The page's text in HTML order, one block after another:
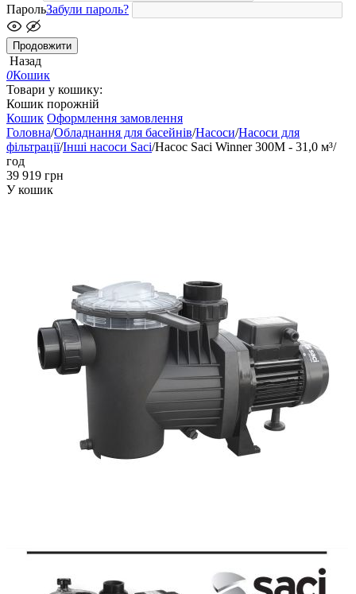
ПарольЗабули пароль?
Продовжити
Назад
0Кошик
Товари у кошику:
Кошик порожній
Кошик Оформлення замовлення
Головна/Обладнання для басейнів/Насоси/Насоси для
фільтрації/Інші насоси Saci/Насос Saci Winner 300М - 31,0 м³/
год
‍39 919‍ грн
У кошик